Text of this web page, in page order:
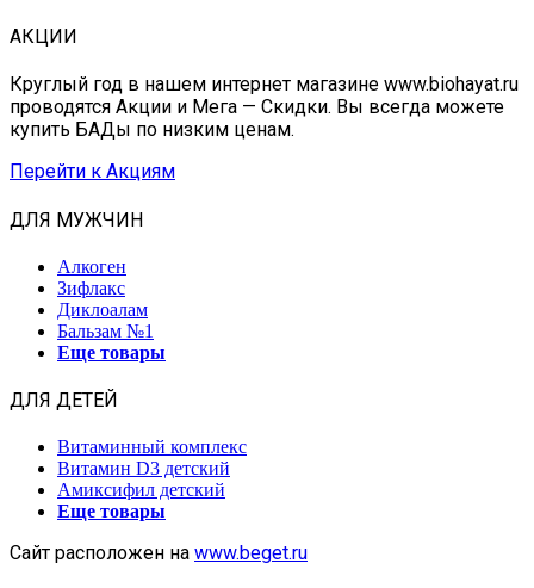
АКЦИИ
Круглый год в нашем интернет магазине www.biohayat.ru
проводятся Акции и Мега — Скидки. Вы всегда можете
купить БАДы по низким ценам.
Перейти к Акциям
ДЛЯ МУЖЧИН
Алкоген
Зифлакс
Диклоалам
Бальзам №1
Еще товары
ДЛЯ ДЕТЕЙ
Витаминный комплекс
Витамин D3 детский
Амиксифил детский
Еще товары
Сайт расположен на www.beget.ru